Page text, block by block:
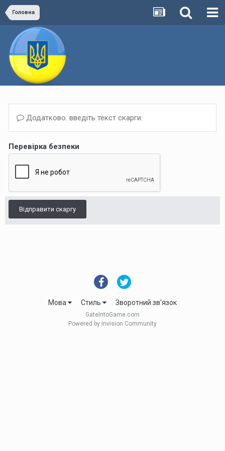
Головна
Додатково: введіть текст скарги.
Перевірка безпеки
Відправити скаргу
Мова Стиль Зворотний зв'язок
GateIntoGame.com
Powered by Invision Community